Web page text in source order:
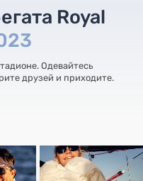
Royal
Одевайтесь
друзей и приходите.